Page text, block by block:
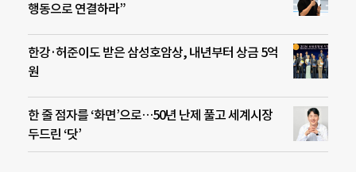
행동으로 연결하라”
한강·허준이도 받은 삼성호암상, 내년부터 상금 5억
원
한 줄 점자를 ‘화면’으로…50년 난제 풀고 세계시장
두드린 ‘닷’